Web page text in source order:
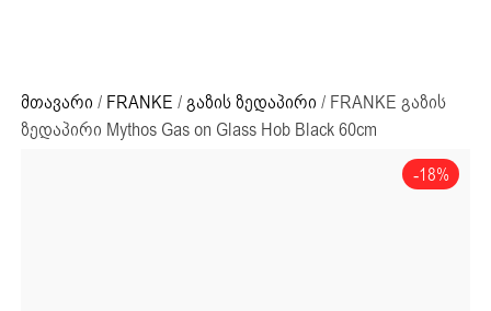
მთავარი / FRANKE /გაზის ზედაპირი / FRANKE გაზის
ზედაპირი Mythos Gas on Glass Hob Black 60cm
-18%